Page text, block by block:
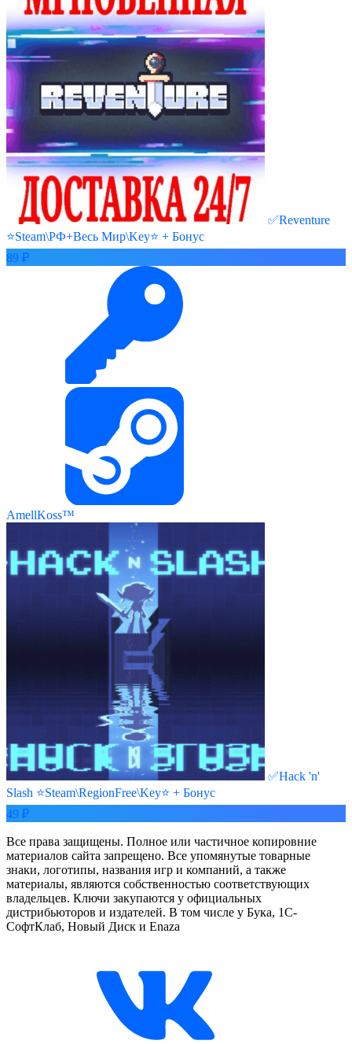
✅Reventure
⭐Steam\РФ+Весь Мир\Key⭐ + Бонус
89 ₽
AmellKoss™
✅Hack 'n'
Slash ⭐Steam\RegionFree\Key⭐ + Бонус
49 ₽
Все права защищены. Полное или частичное копировние
материалов сайта запрещено. Все упомянутые товарные
знаки, логотипы, названия игр и компаний, а также
материалы, являются собственностью соответствующих
владельцев. Ключи закупаются у официальных
дистрибьюторов и издателей. В том числе у Бука, 1С-
СофтКлаб, Новый Диск и Enaza